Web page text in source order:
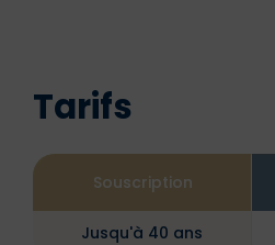
Tarifs
Souscription
Jusqu'à 40 ans